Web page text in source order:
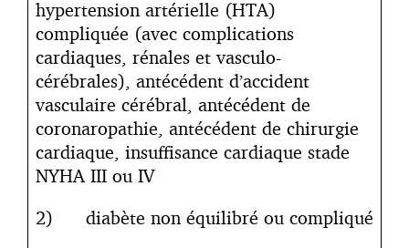
hypertension artérielle (HTA)
compliquée (avec complications
cardiaques, rénales et vasculo-
cérébrales), antécédent d’accident
vasculaire cérébral, antécédent de
coronaropathie, antécédent de chirurgie
cardiaque, insuffisance cardiaque stade
NYHA III ou IV
2) diabète non équilibré ou compliqué